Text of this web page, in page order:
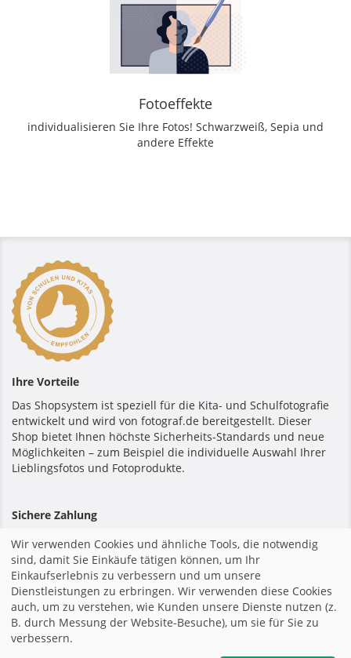
Fotoeffekte
individualisieren Sie Ihre Fotos! Schwarzweiß, Sepia und
andere Effekte
Ihre Vorteile
Das Shopsystem ist speziell für die Kita- und Schulfotografie
entwickelt und wird von fotograf.de bereitgestellt. Dieser
Shop bietet Ihnen höchste Sicherheits-Standards und neue
Möglichkeiten – zum Beispiel die individuelle Auswahl Ihrer
Lieblingsfotos und Fotoprodukte.
Sichere Zahlung
Startseite|Impressum|Allgemeine Geschäftsbedingungen
|Datenschutzerklärung |
Wir verwenden Cookies und ähnliche Tools, die notwendig
sind, damit Sie Einkäufe tätigen können, um Ihr
Einkaufserlebnis zu verbessern und um unsere
Dienstleistungen zu erbringen. Wir verwenden diese Cookies
auch, um zu verstehen, wie Kunden unsere Dienste nutzen (z.
B. durch Messung der Website-Besuche), um sie für Sie zu
verbessern.